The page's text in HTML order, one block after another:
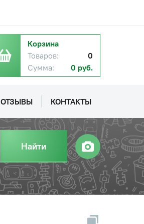
Корзина
Товаров:
0
Сумма:
0 руб.
ОТЗЫВЫ КОНТАКТЫ
Найти